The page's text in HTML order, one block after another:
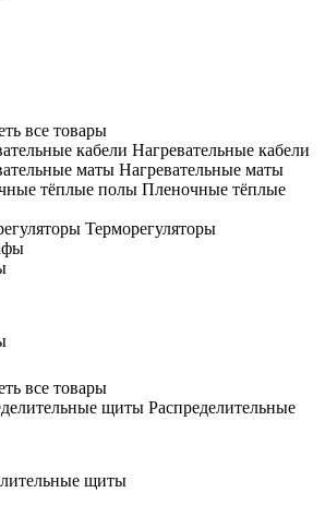
все товары
Нагревательные кабели
Нагревательные маты
Пленочные тёплые
Терморегуляторы
все товары
Распределительные
щиты